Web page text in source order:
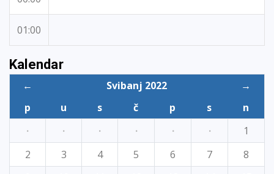
01:00
Kalendar
← Svibanj 2022
→
p
u s č p s
n
·
· · · · ·
1
2
3 4 5 6 7
8